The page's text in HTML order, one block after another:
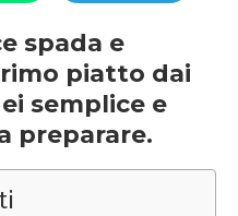
spada e
piatto dai
semplice e
preparare.